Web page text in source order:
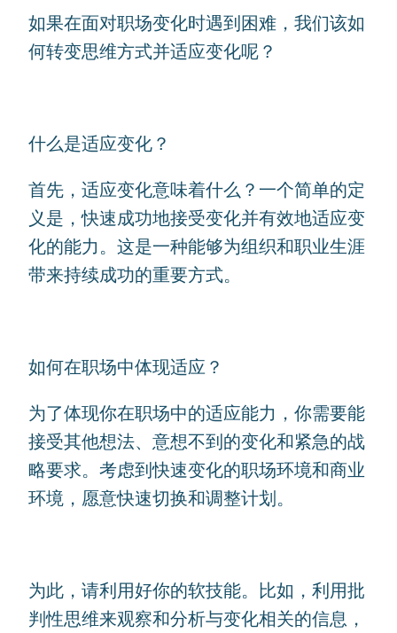
如果在面对职场变化时遇到困难，我们该如
何转变思维方式并适应变化呢？
什么是适应变化？
首先，适应变化意味着什么？一个简单的定
义是，快速成功地接受变化并有效地适应变
化的能力。这是一种能够为组织和职业生涯
带来持续成功的重要方式。
如何在职场中体现适应？
为了体现你在职场中的适应能力，你需要能
接受其他想法、意想不到的变化和紧急的战
略要求。考虑到快速变化的职场环境和商业
环境，愿意快速切换和调整计划。
为此，请利用好你的软技能。比如，利用批
判性思维来观察和分析与变化相关的信息，